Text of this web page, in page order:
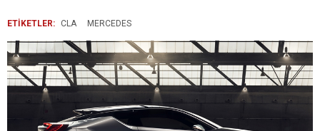
ETİKETLER: CLA MERCEDES